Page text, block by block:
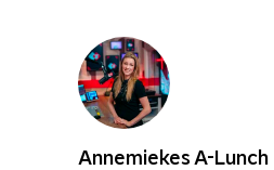
Annemiekes A-Lunch